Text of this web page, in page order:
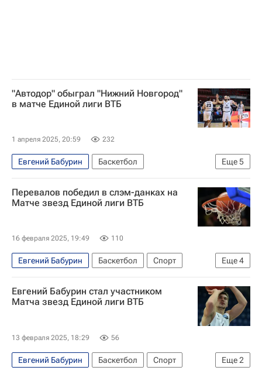
"Автодор" обыграл "Нижний Новгород"
в матче Единой лиги ВТБ
1 апреля 2025, 20:59 232
Еще5
Евгений Бабурин
Баскетбол
Нижний Новгород
БК Автодор
Кубок России по баскетболу
Перевалов победил в слэм-данках на
Матче звезд Единой лиги ВТБ
16 февраля 2025, 19:49 110
Еще4
Евгений Бабурин Баскетбол
Спорт
Москва
Иван Ухов
Енисей
Единая лига ВТБ
Евгений Бабурин стал участником
Матча звезд Единой лиги ВТБ
13 февраля 2025, 18:29 56
Еще2
Евгений Бабурин Баскетбол
Спорт